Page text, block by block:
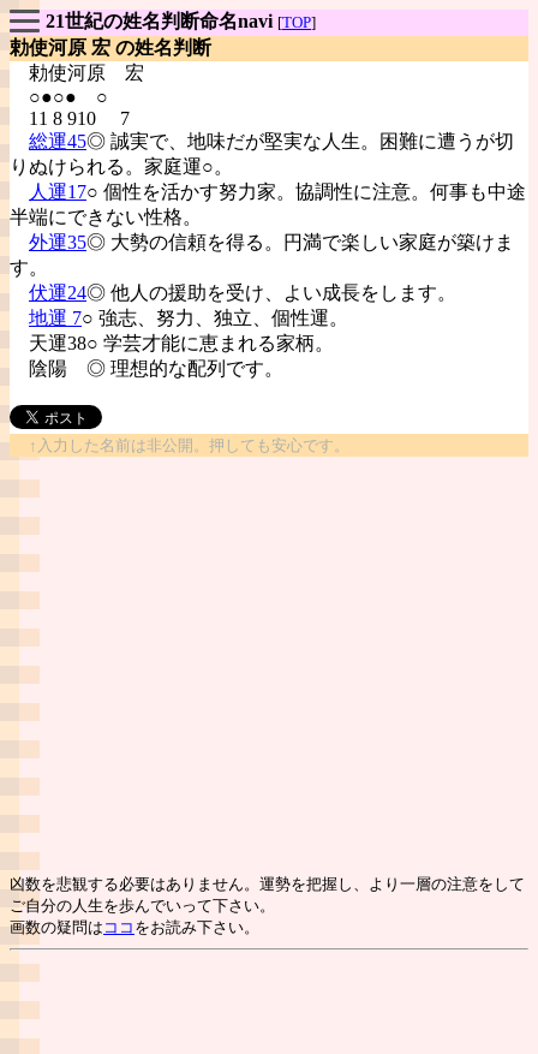
21世紀の姓名判断命名navi [TOP]
勅使河原 宏 の姓名判断
勅使河原 宏
○●○● ○
11 8 910 7
総運45◎ 誠実で、地味だが堅実な人生。困難に遭うが切
りぬけられる。家庭運○。
人運17○ 個性を活かす努力家。協調性に注意。何事も中途
半端にできない性格。
外運35◎ 大勢の信頼を得る。円満で楽しい家庭が築けま
す。
伏運24◎ 他人の援助を受け、よい成長をします。
地運 7○ 強志、努力、独立、個性運。
天運38○ 学芸才能に恵まれる家柄。
陰陽 ◎ 理想的な配列です。
↑入力した名前は非公開。押しても安心です。
凶数を悲観する必要はありません。運勢を把握し、より一層の注意をして
ご自分の人生を歩んでいって下さい。
画数の疑問は ココ をお読み下さい。